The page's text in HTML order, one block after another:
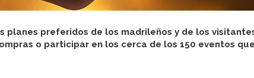
planes preferidos de los madrileños y de los
o participar en los cerca de los 150 eventos que